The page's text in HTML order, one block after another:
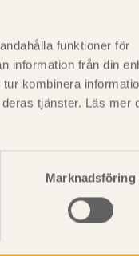
funktioner för
information från din
kombinera
tjänster. Läs mer
Marknadsföring
på